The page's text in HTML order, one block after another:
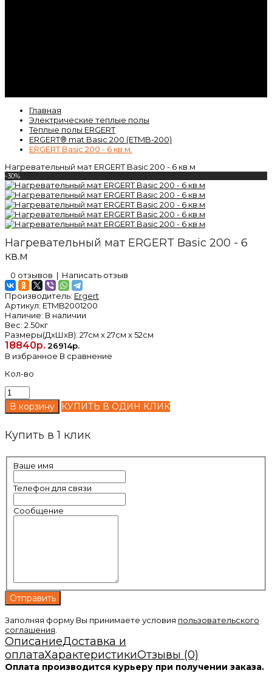
Главная
Электрические теплые полы
Тёплые полы ERGERT
ERGERT® mat Basic 200 (ETMB-200)
ERGERT Basic 200 - 6 кв.м.
Нагревательный мат ERGERT Basic 200 - 6 кв.м
-30%
Нагревательный мат ERGERT Basic 200 - 6
кв.м
0 отзывов | Написать отзыв
Производитель: Ergert
Артикул: ETMB2001200
Наличие: В наличии
Вес: 2.50кг
Размеры(ДxШxВ): 27см x 27см x 52см
18840р. 26914р.
В избранное В сравнение
Кол-во
КУПИТЬ В ОДИН КЛИК
Купить в 1 клик
Ваше имя
Телефон для связи
Сообщение
Заполняя форму Вы принимаете условия пользовательского
соглашения
ОписаниеДоставка и
оплатаХарактеристикиОтзывы (0)
Оплата производится курьеру при получении заказа.